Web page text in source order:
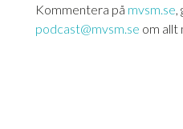
Kommentera på mvsm.se,
podcast@mvsm.se om allt